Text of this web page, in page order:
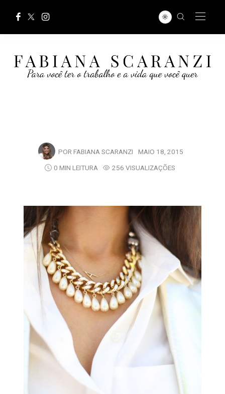
POR FABIANA SCARANZI MAIO 18, 2015
0 MIN LEITURA
256 VISUALIZAÇÕES